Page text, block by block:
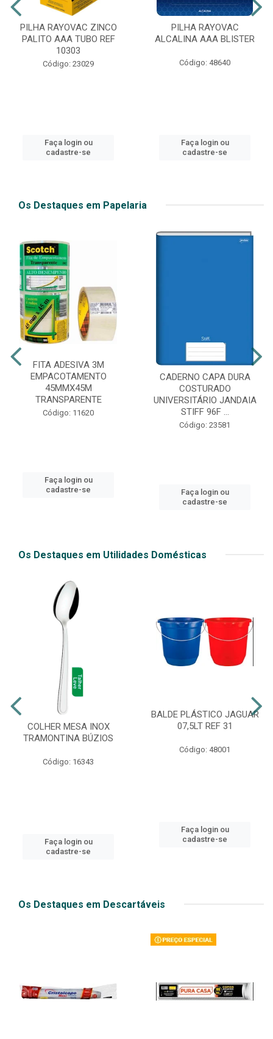
PILHA RAYOVAC ZINCO
PALITO AAA TUBO REF
10303
Código: 23029
Faça login ou
cadastre-se
PILHA RAYOVAC
ALCALINA AAA BLISTER
Código: 48640
Faça login ou
cadastre-se
Os Destaques em Papelaria
FITA ADESIVA 3M
EMPACOTAMENTO
45MMX45M
TRANSPARENTE
Código: 11620
Faça login ou
cadastre-se
CADERNO CAPA DURA
COSTURADO
UNIVERSITÁRIO JANDAIA
STIFF 96F ...
Código: 23581
Faça login ou
cadastre-se
Os Destaques em Utilidades Domésticas
COLHER MESA INOX
TRAMONTINA BÚZIOS
Código: 16343
Faça login ou
cadastre-se
BALDE PLÁSTICO JAGUAR
07,5LT REF 31
Código: 48001
Faça login ou
cadastre-se
Os Destaques em Descartáveis